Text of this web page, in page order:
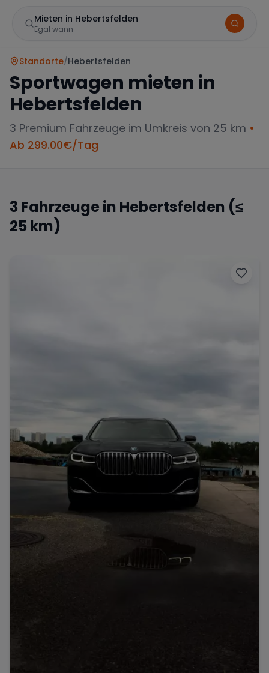
Mieten in Hebertsfelden
Egal wann
Mercedes
Bentley Aston Martin
Standorte/Hebertsfelden
Sportwagen mieten in
Hebertsfelden
3 Premium Fahrzeuge im Umkreis von 25 km •
Ab 299.00€/Tag
3 Fahrzeuge in Hebertsfelden (≤
25 km)